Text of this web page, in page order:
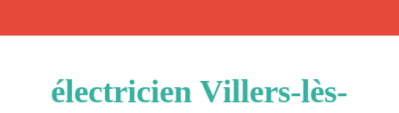
électricien Villers-lès-